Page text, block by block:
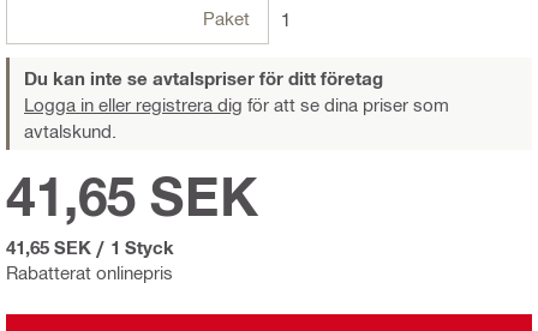
Paket 1
Du kan inte se avtalspriser för ditt företag
Logga in eller registrera dig för att se dina priser som
avtalskund.
Rabatterat onlinepris
41,65 SEK
41,65 SEK / 1 Styck